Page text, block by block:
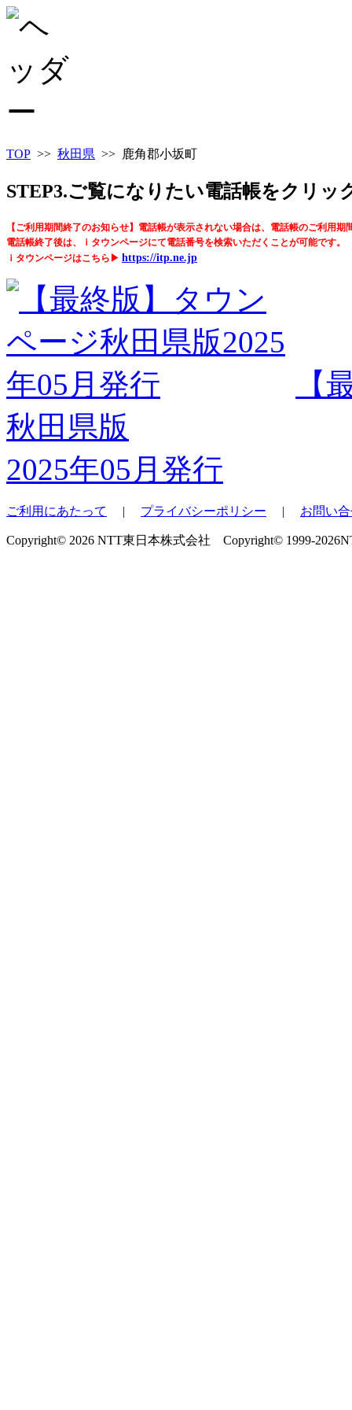
TOP >> 秋田県 >> 鹿角郡小坂町
STEP3.ご覧になりたい電話帳をクリッ
【ご利用期間終了のお知らせ】電話帳が表示されない場合は、電話帳のご利用期
電話帳終了後は、ｉタウンページにて電話番号を検索いただくことが可能です。
ｉタウンページはこちら▶ https://itp.ne.jp
【
秋田県版
2025年05月発行
ご利用にあたって | プライバシーポリシー | お問い
Copyright© 2026 NTT東日本株式会社 Copyright© 1999-